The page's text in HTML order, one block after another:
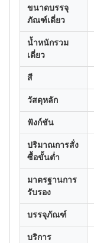
ขนาดบรรจุ
ภัณฑ์เดี่ยว
น้ำหนักรวม
เดี่ยว
สี
วัสดุหลัก
ฟังก์ชัน
ปริมาณการสั่ง
ซื้อขั้นต่ำ
มาตรฐานการ
รับรอง
บรรจุภัณฑ์
บริการ